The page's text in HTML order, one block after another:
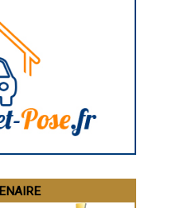
à Monchy-Saint-Éloi
à Cambronne-lès-Ribécourt
à Guiscard
à Ully-Saint-Georges
à Attichy
à Fleurines
à Lagny-le-Sec
à Saint-Germer-de-Fly
à Neuilly-sous-Clermont
à Chevrières
à Tracy-le-Mont
à Remy